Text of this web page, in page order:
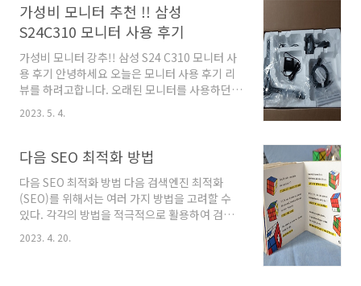
입니다. 판매자 할인, 카드할인, 프로모션 코드다
적용해야 하는데아쉽게도 프로모션 코드 시작 날
짜에서다음날 적용하려고 했더니최대 적용인
33,000은 쿠폰 소진됐고6,000 정도 할인 쿠폰만
적용됐습니다.(내일로 미루는 귀차니즘이 몇 만
원 손해 봤습니다. )그래도 이미 사고 싶은 마음이
생긴주엘리의 마음을 멈출 수 없었습니다. 바로
구매!! 해당 레노버 노트북은 국내 발송입니다.국
가성비 모니터 추천 !! 삼성
S24C310 모니터 사용 후기
가성비 모니터 강추!! 삼성 S24 C310 모니터 사
용 후기 안녕하세요 오늘은 모니터 사용 후기 리
뷰를 하려고합니다. 오래된 모니터를 사용하던
쥬엘리는 컴퓨터를 할 때마다 눈이 침침하고 불
편했습니다. "내 눈이 피곤한가" 하고 생각했지
해상도가 떨어졌기 때문이었습니다. 이대로는 안
다. 사실은 그때가 네이버페이 이벤트 날이었습
니다. 네이버 페이에 대해서도 한번 리뷰를 해보
고 싶은데요 다음기회에 리뷰를 하도록 하겠습니
다. 어쨌든 네이버페이 카드 캐시백할인 행사를
2023. 5. 4.
다음 SEO 최적화 방법
다음 SEO 최적화 방법 다음 검색엔진 최적화
(SEO)를 위해서는 여러 가지 방법을 고려할 수
있다. 각각의 방법을 적극적으로 활용하여 검색
엔진에서 좀 더 높은 순위로 노출될 수 있도록 노
력해보자. 적절한 키워드 사용 검색어 연구를 통
2023. 4. 20.